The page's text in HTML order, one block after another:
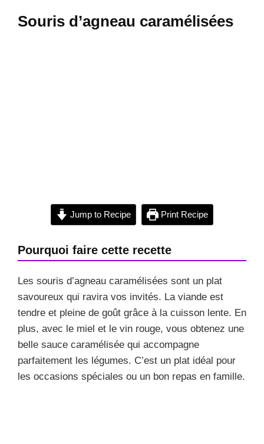
Souris d’agneau caramélisées
Jump to Recipe Print Recipe
Pourquoi faire cette recette
Les souris d’agneau caramélisées sont un plat
savoureux qui ravira vos invités. La viande est
tendre et pleine de goût grâce à la cuisson lente. En
plus, avec le miel et le vin rouge, vous obtenez une
belle sauce caramélisée qui accompagne
parfaitement les légumes. C’est un plat idéal pour
les occasions spéciales ou un bon repas en famille.